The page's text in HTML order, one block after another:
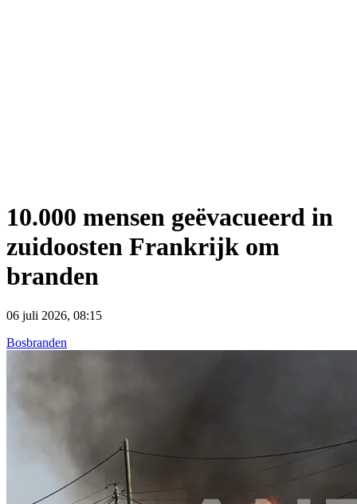
10.000 mensen geëvacueerd in
zuidoosten Frankrijk om
branden
06 juli 2026, 08:15
Bosbranden